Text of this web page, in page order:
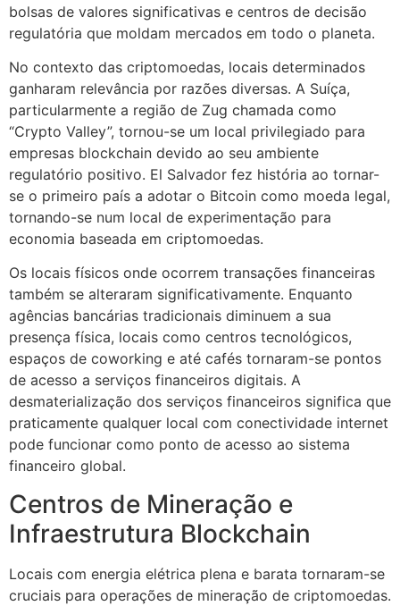
bolsas de valores significativas e centros de decisão
regulatória que moldam mercados em todo o planeta.
No contexto das criptomoedas, locais determinados
ganharam relevância por razões diversas. A Suíça,
particularmente a região de Zug chamada como
“Crypto Valley”, tornou-se um local privilegiado para
empresas blockchain devido ao seu ambiente
regulatório positivo. El Salvador fez história ao tornar-
se o primeiro país a adotar o Bitcoin como moeda legal,
tornando-se num local de experimentação para
economia baseada em criptomoedas.
Os locais físicos onde ocorrem transações financeiras
também se alteraram significativamente. Enquanto
agências bancárias tradicionais diminuem a sua
presença física, locais como centros tecnológicos,
espaços de coworking e até cafés tornaram-se pontos
de acesso a serviços financeiros digitais. A
desmaterialização dos serviços financeiros significa que
praticamente qualquer local com conectividade internet
pode funcionar como ponto de acesso ao sistema
financeiro global.
Centros de Mineração e
Infraestrutura Blockchain
Locais com energia elétrica plena e barata tornaram-se
cruciais para operações de mineração de criptomoedas.